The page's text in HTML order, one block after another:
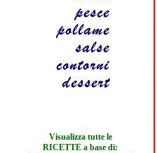
Visualizza tutte le
RICETTE a base di: